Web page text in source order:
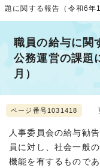
題に関する報告（令和6年
職員の給与に関
公務運営の課題
月）
ページ番号1031418
人事委員会の給与勧
員に対し、社会一般
機能を有するもので